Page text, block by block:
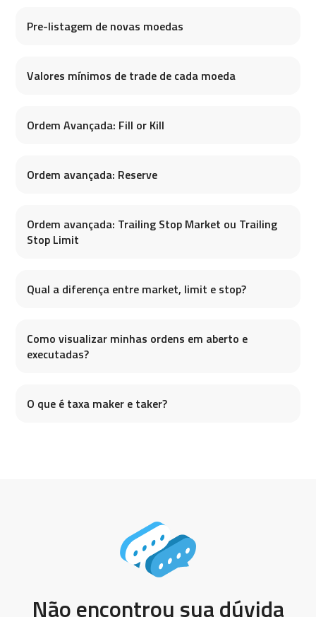
Pre-listagem de novas moedas
Valores mínimos de trade de cada moeda
Ordem Avançada: Fill or Kill
Ordem avançada: Reserve
Ordem avançada: Trailing Stop Market ou Trailing
Stop Limit
Qual a diferença entre market, limit e stop?
Como visualizar minhas ordens em aberto e
executadas?
O que é taxa maker e taker?
Não encontrou sua dúvida